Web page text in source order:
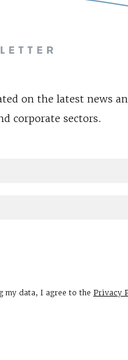
on the latest news
corporate sectors.
my data, I agree to the Privacy